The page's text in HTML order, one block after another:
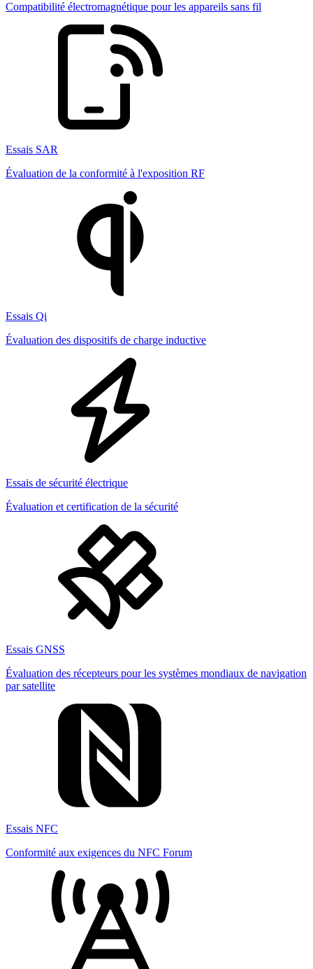
Compatibilité électromagnétique pour les appareils sans fil
Essais SAR
Évaluation de la conformité à l'exposition RF
Essais Qi
Évaluation des dispositifs de charge inductive
Essais de sécurité électrique
Évaluation et certification de la sécurité
Essais GNSS
Évaluation des récepteurs pour les systèmes mondiaux de navigation
par satellite
Essais NFC
Conformité aux exigences du NFC Forum